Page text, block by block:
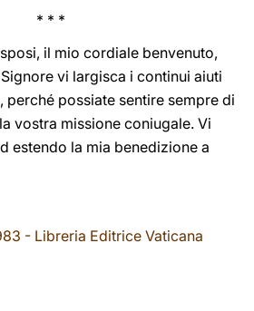
* * *
il mio cordiale benvenuto,
vi largisca i continui aiuti
perché possiate sentire sempre di
vostra missione coniugale. Vi
estendo la mia benedizione a
- Libreria Editrice Vaticana